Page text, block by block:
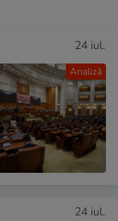
Analiză
24 iul.
24 iul.